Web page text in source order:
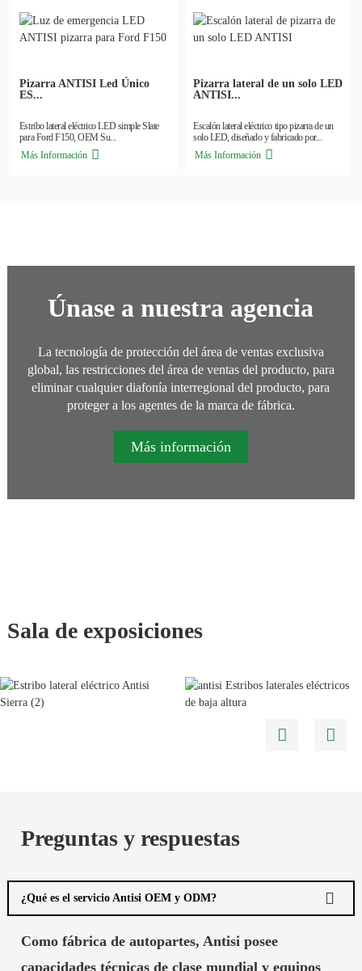
Pizarra ANTISI Led Único
ES...
Estribo lateral eléctrico LED simple Slate
para Ford F150, OEM Su...
Más Información
Pizarra lateral de un solo LED
ANTISI...
Escalón lateral eléctrico tipo pizarra de un
solo LED, diseñado y fabricado por...
Más Información
Únase a nuestra agencia
La tecnología de protección del área de ventas exclusiva
global, las restricciones del área de ventas del producto, para
eliminar cualquier diafonía interregional del producto, para
proteger a los agentes de la marca de fábrica.
Más información
Sala de exposiciones
Preguntas y respuestas
¿Qué es el servicio Antisi OEM y ODM?
Como fábrica de autopartes, Antisi posee
capacidades técnicas de clase mundial y equipos